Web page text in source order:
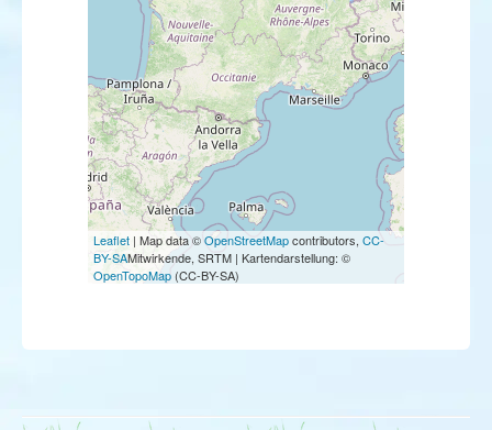
Leaflet | Map data ©OpenStreetMapcontributors, CC-
BY-SAMitwirkende, SRTM | Kartendarstellung: ©
OpenTopoMap (CC-BY-SA)